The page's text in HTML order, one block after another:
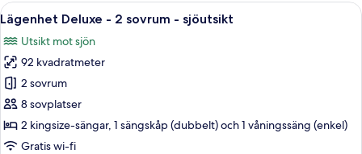
2
sovrum
-
sjöutsikt
Öppna
alla
foton
för
Lägenhet
Deluxe
-
2
Ett vardagsrum med en öppen spis,
25
Lägenhet Deluxe - 2 sovrum - sjöutsikt
Utsikt mot sjön
92 kvadratmeter
2 sovrum
8 sovplatser
2 kingsize-sängar, 1 sängskåp (dubbelt) och 1 våningssäng (enkel)
Gratis wi-fi